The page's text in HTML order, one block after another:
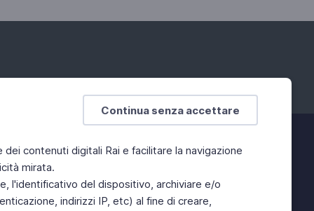
Continua senza accettare
contenuti digitali Rai e facilitare la navigazione
mirata.
l'identificativo del dispositivo, archiviare e/o
indirizzi IP, etc) al fine di creare,